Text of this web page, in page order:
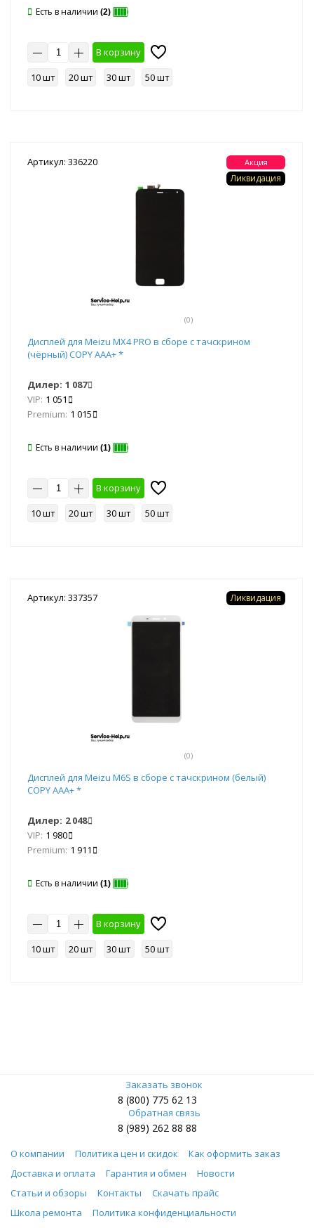
Есть в наличии (2)
В корзину
10 шт
20 шт 30 шт 50 шт
Артикул: 336220
(0)
Акция
Ликвидация
Дисплей для Meizu MX4 PRO в сборе с тачскрином
(чёрный) COPY AAA+ *
Дилер: 1 087
VIP: 1 051
Premium: 1 015
Есть в наличии (1)
В корзину
10 шт
20 шт 30 шт 50 шт
Артикул: 337357
(0)
Ликвидация
Дисплей для Meizu M6S в сборе с тачскрином (белый)
COPY AAA+ *
Дилер: 2 048
VIP: 1 980
Premium: 1 911
Есть в наличии (1)
В корзину
10 шт
20 шт 30 шт 50 шт
Заказать звонок
8 (800) 775 62 13
Обратная связь
8 (989) 262 88 88
О компании Политика цен и скидок
Как оформить заказ
Доставка и оплата
Гарантия и обмен
Новости
Статьи и обзоры
Контакты
Скачать прайс
Школа ремонта
Политика конфиденциальности